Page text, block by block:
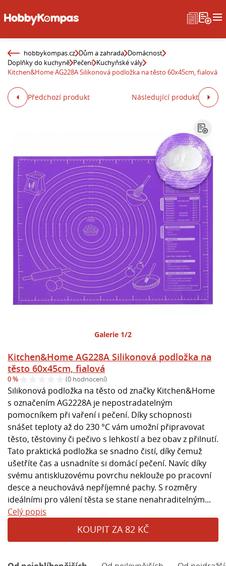
hobbykompas.cz Dům a zahrada Domácnost
Doplňky do kuchyně Pečení Kuchyňské vály
Kitchen&Home AG228A Silikonová podložka na těsto 60x45cm, fialová
Předchozí produkt Následující produkt
Galerie 1/2
Kitchen&Home AG228A Silikonová podložka na
těsto 60x45cm, fialová
0 % (0 hodnocení)
Silikonová podložka na těsto od značky Kitchen&Home
s označením AG2228A je nepostradatelným
pomocníkem při vaření i pečení. Díky schopnosti
snášet teploty až do 230 °C vám umožní připravovat
těsto, těstoviny či pečivo s lehkostí a bez obav z přilnutí.
Tato praktická podložka se snadno čistí, díky čemuž
ušetříte čas a usnadníte si domácí pečení. Navíc díky
svému antiskluzovému povrchu neklouže po pracovní
desce a neuchovává nepříjemné pachy. S rozměry
ideálními pro válení těsta se stane nenahraditelným...
Celý popis
KOUPIT ZA 82 KČ